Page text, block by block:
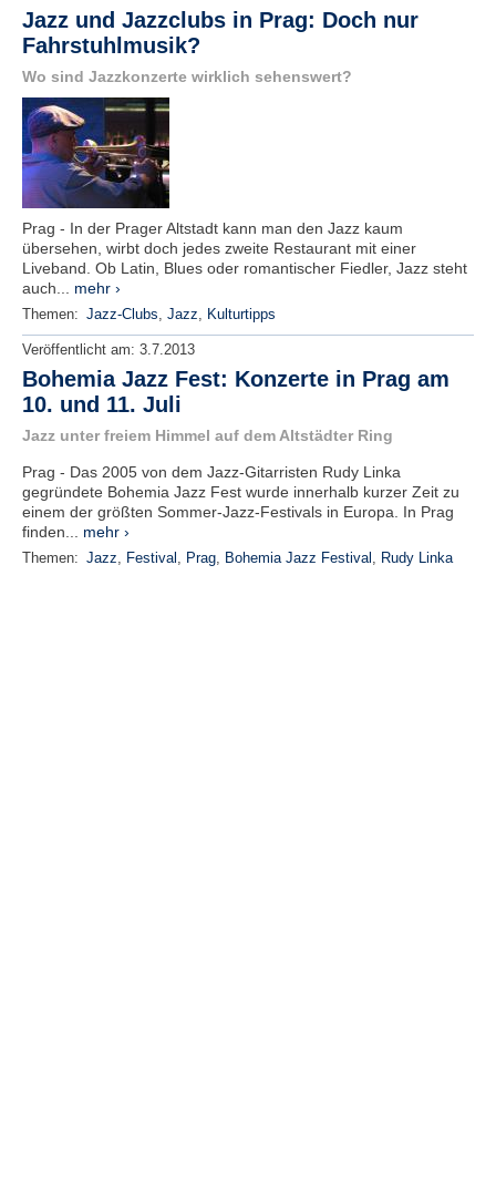
Jazz und Jazzclubs in Prag: Doch nur
Fahrstuhlmusik?
Wo sind Jazzkonzerte wirklich sehenswert?
Prag - In der Prager Altstadt kann man den Jazz kaum
übersehen, wirbt doch jedes zweite Restaurant mit einer
Liveband. Ob Latin, Blues oder romantischer Fiedler, Jazz steht
auch... mehr ›
Themen: Jazz-Clubs, Jazz, Kulturtipps
Veröffentlicht am: 3.7.2013
Bohemia Jazz Fest: Konzerte in Prag am
10. und 11. Juli
Jazz unter freiem Himmel auf dem Altstädter Ring
Prag - Das 2005 von dem Jazz-Gitarristen Rudy Linka
gegründete Bohemia Jazz Fest wurde innerhalb kurzer Zeit zu
einem der größten Sommer-Jazz-Festivals in Europa. In Prag
finden... mehr ›
Themen: Jazz, Festival , Prag, Bohemia Jazz Festival , Rudy Linka